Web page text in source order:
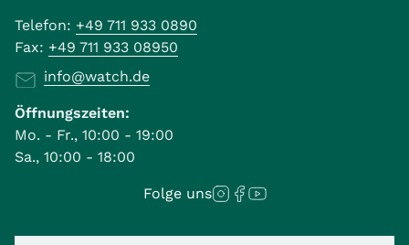
Telefon: +49 711 933 0890
Fax: +49 711 933 08950
info@watch.de
Öffnungszeiten:
Mo. - Fr., 10:00 - 19:00
Sa., 10:00 - 18:00
Folge uns